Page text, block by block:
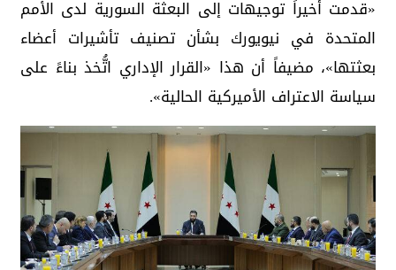
«قدمت أخيراً توجيهات إلى البعثة السورية لدى الأمم
المتحدة في نيويورك بشأن تصنيف تأشيرات أعضاء
بعثتها»، مضيفاً أن هذا «القرار الإداري اتُّخذ بناءً على
سياسة الاعتراف الأميركية الحالية».